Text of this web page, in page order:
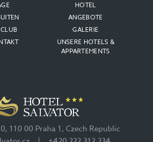
HOTEL
ANGEBOTE
GALERIE
UNSERE HOTELS &
APPARTEMENTS
110 00 Praha 1, Czech Republic